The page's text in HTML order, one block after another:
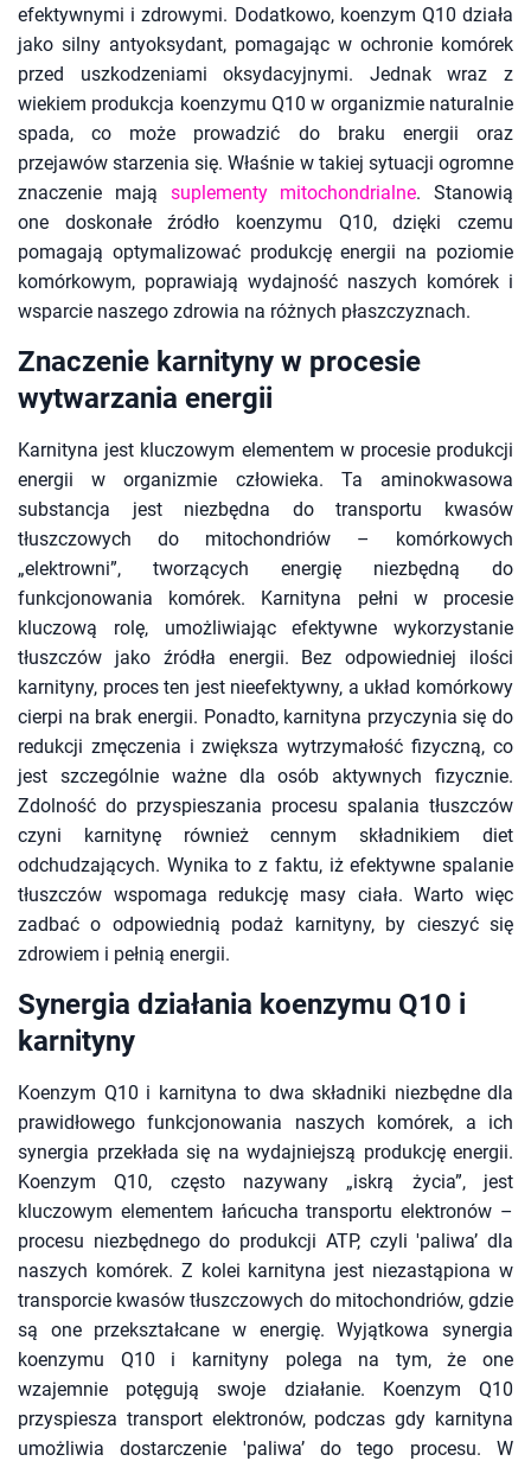
efektywnymi i zdrowymi. Dodatkowo, koenzym Q10 działa
jako silny antyoksydant, pomagając w ochronie komórek
przed uszkodzeniami oksydacyjnymi. Jednak wraz z
wiekiem produkcja koenzymu Q10 w organizmie naturalnie
spada, co może prowadzić do braku energii oraz
przejawów starzenia się. Właśnie w takiej sytuacji ogromne
znaczenie mają suplementy mitochondrialne. Stanowią
one doskonałe źródło koenzymu Q10, dzięki czemu
pomagają optymalizować produkcję energii na poziomie
komórkowym, poprawiają wydajność naszych komórek i
wsparcie naszego zdrowia na różnych płaszczyznach.
Znaczenie karnityny w procesie
wytwarzania energii
Karnityna jest kluczowym elementem w procesie produkcji
energii w organizmie człowieka. Ta aminokwasowa
substancja jest niezbędna do transportu kwasów
tłuszczowych do mitochondriów – komórkowych
„elektrowni”, tworzących energię niezbędną do
funkcjonowania komórek. Karnityna pełni w procesie
kluczową rolę, umożliwiając efektywne wykorzystanie
tłuszczów jako źródła energii. Bez odpowiedniej ilości
karnityny, proces ten jest nieefektywny, a układ komórkowy
cierpi na brak energii. Ponadto, karnityna przyczynia się do
redukcji zmęczenia i zwiększa wytrzymałość fizyczną, co
jest szczególnie ważne dla osób aktywnych fizycznie.
Zdolność do przyspieszania procesu spalania tłuszczów
czyni karnitynę również cennym składnikiem diet
odchudzających. Wynika to z faktu, iż efektywne spalanie
tłuszczów wspomaga redukcję masy ciała. Warto więc
zadbać o odpowiednią podaż karnityny, by cieszyć się
zdrowiem i pełnią energii.
Synergia działania koenzymu Q10 i
karnityny
Koenzym Q10 i karnityna to dwa składniki niezbędne dla
prawidłowego funkcjonowania naszych komórek, a ich
synergia przekłada się na wydajniejszą produkcję energii.
Koenzym Q10, często nazywany „iskrą życia”, jest
kluczowym elementem łańcucha transportu elektronów –
procesu niezbędnego do produkcji ATP, czyli 'paliwa’ dla
naszych komórek. Z kolei karnityna jest niezastąpiona w
transporcie kwasów tłuszczowych do mitochondriów, gdzie
są one przekształcane w energię. Wyjątkowa synergia
koenzymu Q10 i karnityny polega na tym, że one
wzajemnie potęgują swoje działanie. Koenzym Q10
przyspiesza transport elektronów, podczas gdy karnityna
umożliwia dostarczenie 'paliwa’ do tego procesu. W